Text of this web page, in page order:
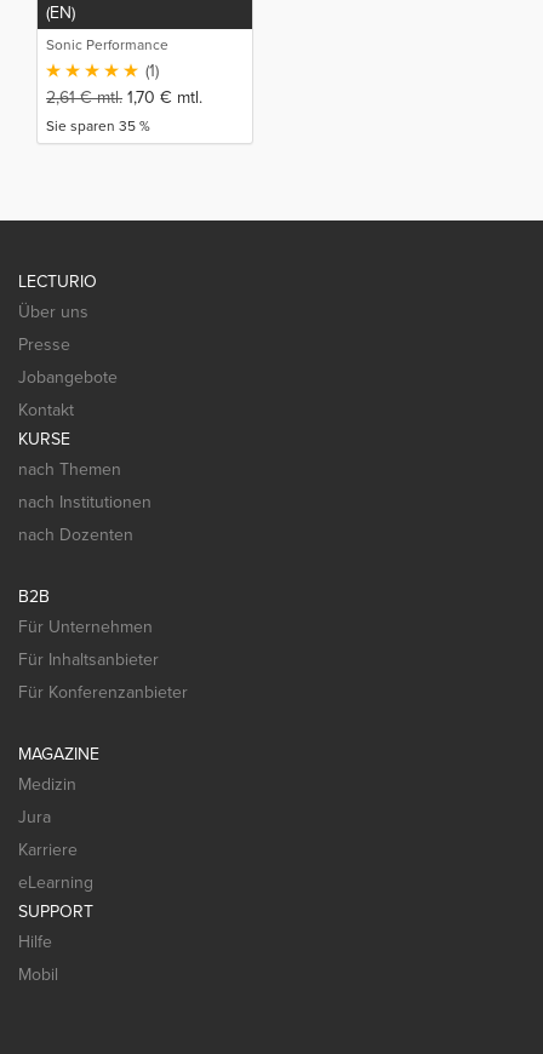
(EN)
Sonic Performance
(1)
2,61€mtl. 1,70 € mtl.
Sie sparen 35 %
LECTURIO
Über uns
Presse
Jobangebote
Kontakt
KURSE
nach Themen
nach Institutionen
nach Dozenten
B2B
Für Unternehmen
Für Inhaltsanbieter
Für Konferenzanbieter
MAGAZINE
Medizin
Jura
Karriere
eLearning
SUPPORT
Hilfe
Mobil